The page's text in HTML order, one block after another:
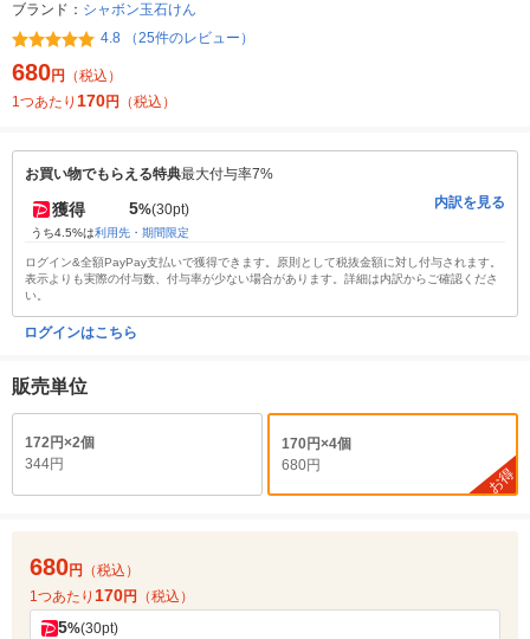
ブランド： シャボン玉石けん
4.8 （25件のレビュー）
680円
（税込）
1つあたり 170円 （税込）
お買い物でもらえる特典最大付与率7%
獲得 5%(30pt)
うち4.5%は利用先・期間限定
内訳を見る
ログイン&全額PayPay支払いで獲得できます。原則として税抜金額に対し付与されます。
表示よりも実際の付与数、付与率が少ない場合があります。詳細は内訳からご確認くださ
い。
ログインはこちら
販売単位
172円×2個
344円
170円×4個
680円
お得
680円
（税込）
1つあたり 170円 （税込）
5%(30pt)